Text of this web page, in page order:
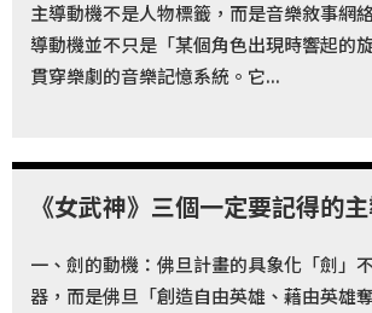
主導動機不是人物標籤，而是音樂敘事網
導動機並不只是「某個角色出現時響起的
貫穿樂劇的音樂記憶系統。它...
《女武神》三個一定要記得的
一、劍的動機：佛旦計畫的具象化「劍」
器，而是佛旦「創造自由英雄、藉由英雄